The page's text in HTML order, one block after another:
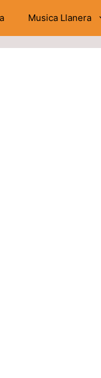
Musica Llanera